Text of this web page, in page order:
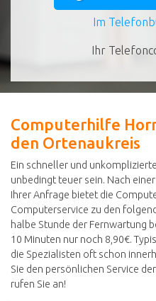
Im
Ihr
Computerhilfe
den Ortenaukreis
Ein schneller und
unbedingt teuer sein. Nach
Ihrer Anfrage bietet die
Computerservice zu den
halbe Stunde der Fernwartung
10 Minuten nur noch 8,90€.
die Spezialisten oft schon
Sie den persönlichen Service
rufen Sie an!